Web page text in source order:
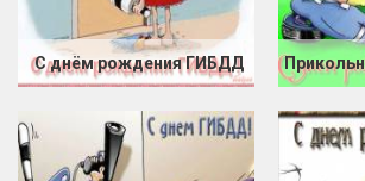
С днём рождения ГИБДД